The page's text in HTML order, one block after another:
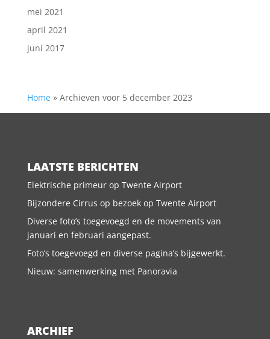
mei 2021
april 2021
juni 2017
Home» Archieven voor 5 december 2023
LAATSTE BERICHTEN
Elektrische primeur op Twente Airport
Bijzondere Cirrus op bezoek op Twente Airport
Diverse foto’s toegevoegd en de movements van
januari en februari aangepast.
Foto’s toegevoegd en diverse pagina’s bijgewerkt.
Nieuw: samenwerking met Panoravia
ARCHIEF